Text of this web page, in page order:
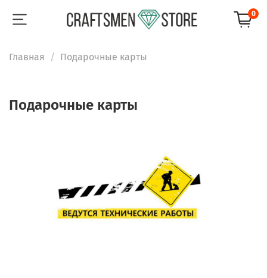
0
Главная Подарочные карты
Подарочные карты